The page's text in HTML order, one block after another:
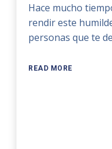
Hace mucho
rendir este
personas que te
READ MORE